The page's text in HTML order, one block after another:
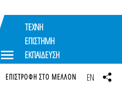
ΤΕΧΝΗ
ΕΠΙΣΤΗΜΗ
ΕΚΠΑΙΔΕΥΣΗ
ΕΠΙΣΤΡΟΦΗ ΣΤΟ ΜΕΛΛΟΝ EN